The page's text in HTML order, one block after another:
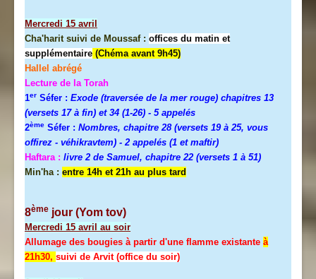
Mercredi 15 avril
Cha'harit suivi de Moussaf : offices du matin et
supplémentaire (Chéma avant 9h45)
Hallel abrégé
Lecture de la Torah
1er Séfer : Exode (traversée de la mer rouge) chapitres 13
(versets 17 à fin) et 34 (1-26) - 5 appelés
2ème Séfer : Nombres, chapitre 28 (versets 19 à 25, vous
offirez - véhikravtem) - 2 appelés (1 et maftir)
Haftara : livre 2 de Samuel, chapitre 22 (versets 1 à 51)
Min'ha : entre 14h et 21h au plus tard
8ème jour (Yom tov)
Mercredi 15 avril au soir
Allumage des bougies à partir d'une flamme existante à
21h30, suivi de Arvit (office du soir)